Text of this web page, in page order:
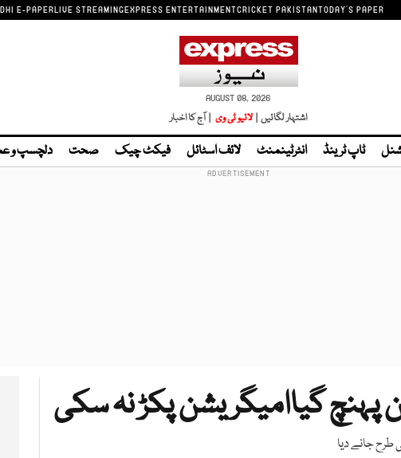
E-PAPERLIVE STREAMINGEXPRESS ENTERTAINMENTCRICKET PAKISTANTODAY'S PAPER
AUGUST 08, 2026
اشتہار لگائیں | لائیو ٹی وی | آج کا اخبار
ٹاپ ٹرینڈ انٹرٹینمنٹ لائف اسٹائل فیکٹ چیک صحت دلچسپ و
پہنچ گیاامیگریشن پکڑ نہ سکی
جانے دیا